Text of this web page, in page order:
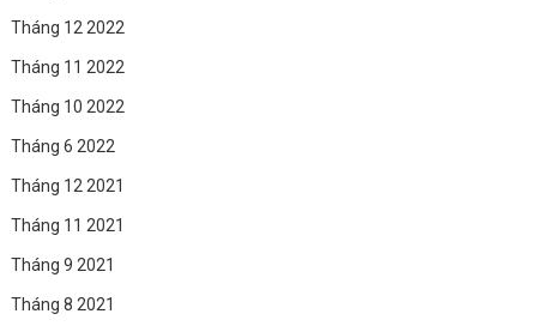
Tháng 12 2022
Tháng 11 2022
Tháng 10 2022
Tháng 6 2022
Tháng 12 2021
Tháng 11 2021
Tháng 9 2021
Tháng 8 2021